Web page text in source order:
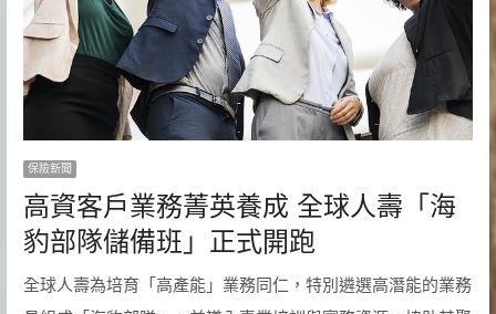
保險新聞
高資客戶業務菁英養成 全球人壽「海
豹部隊儲備班」正式開跑
全球人壽為培育「高產能」業務同仁，特別遴選高潛能的業務